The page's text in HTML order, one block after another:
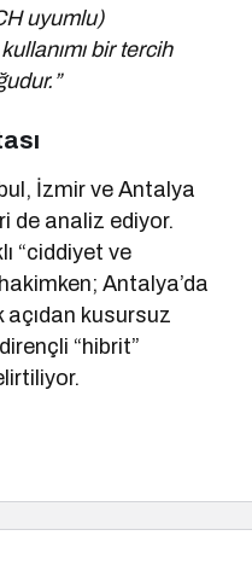
uyumlu)
bir tercih
İzmir ve Antalya
de analiz ediyor.
“ciddiyet ve
Antalya’da
kusursuz
“hibrit”